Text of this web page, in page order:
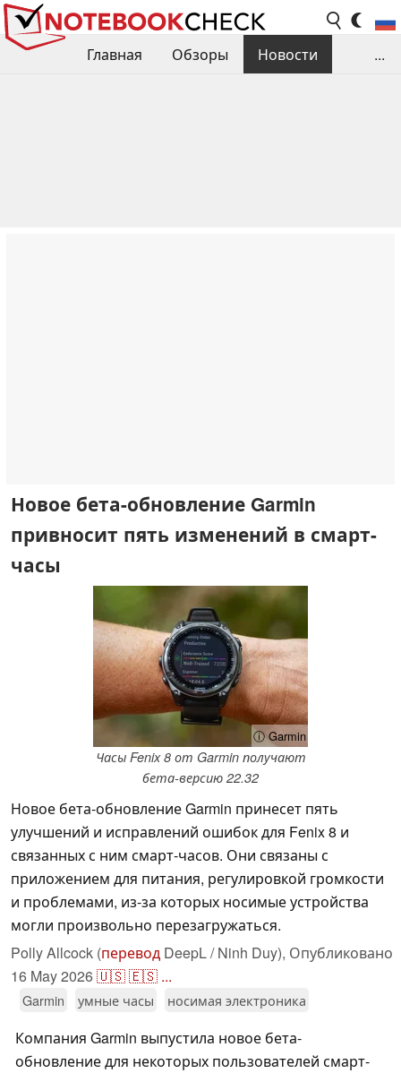
Главная Обзоры
Новости
...
Новое бета-обновление Garmin
привносит пять изменений в смарт-
часы
ⓘ Garmin
Часы Fenix 8 от Garmin получают
бета-версию 22.32
Новое бета-обновление Garmin принесет пять
улучшений и исправлений ошибок для Fenix 8 и
связанных с ним смарт-часов. Они связаны с
приложением для питания, регулировкой громкости
и проблемами, из-за которых носимые устройства
могли произвольно перезагружаться.
Polly Allcock (перевод DeepL / Ninh Duy), Опубликовано
16 May 2026🇺🇸🇪🇸 ...
Garmin умные часы носимая электроника
Компания Garmin выпустила новое бета-
обновление для некоторых пользователей смарт-